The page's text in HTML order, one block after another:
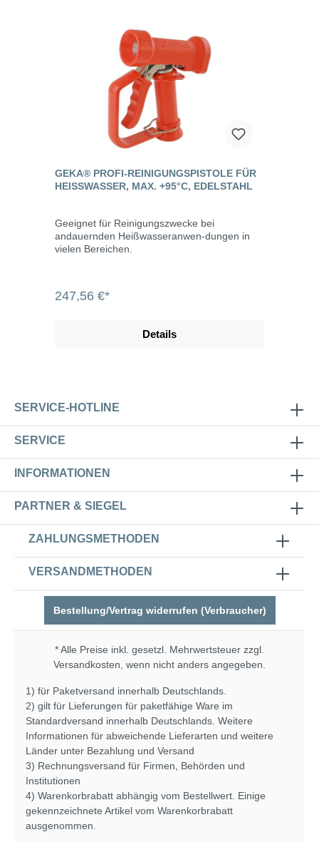
GEKA® PROFI-REINIGUNGSPISTOLE FÜR
HEISSWASSER, MAX. +95°C, EDELSTAHL
Geeignet für Reinigungszwecke bei
andauernden Heißwasseranwen-dungen in
vielen Bereichen.
247,56 €*
Details
SERVICE-HOTLINE
SERVICE
INFORMATIONEN
PARTNER & SIEGEL
ZAHLUNGSMETHODEN
VERSANDMETHODEN
Bestellung/Vertrag widerrufen (Verbraucher)
* Alle Preise inkl. gesetzl. Mehrwertsteuer zzgl.
Versandkosten, wenn nicht anders angegeben.
1) für Paketversand innerhalb Deutschlands.
2) gilt für Lieferungen für paketfähige Ware im
Standardversand innerhalb Deutschlands. Weitere
Informationen für abweichende Lieferarten und weitere
Länder unter Bezahlung und Versand
3) Rechnungsversand für Firmen, Behörden und
Institutionen
4) Warenkorbrabatt abhängig vom Bestellwert. Einige
gekennzeichnete Artikel vom Warenkorbrabatt
ausgenommen.